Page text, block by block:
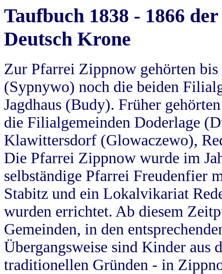
Taufbuch 1838 - 1866
Deutsch Krone
Zur Pfarrei Zippnow gehörten
(Sypnywo) noch die beiden
Jagdhaus (Budy). Früher
die Filialgemeinden Doderlage
Klawittersdorf (Glowaczewo),
Die Pfarrei Zippnow wurde im
selbständige Pfarrei Freudenfier
Stabitz und ein Lokalvikariat
wurden errichtet. Ab diesem
Gemeinden, in den
Übergangsweise sind Kinder aus
traditionellen Gründen - in